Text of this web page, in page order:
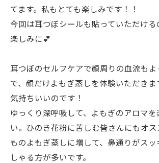
てます。私もとても楽しみです！！
今回は耳つぼシールも貼っていただけ
楽しみに💕
耳つぼのセルフケアで顔周りの血流も
で、顔だけよもぎ蒸しを体験いただき
気持ちいいのです！
ゆっくり深呼吸して、よもぎのアロマを
い。ひのき花粉に苦しむ皆さんにもオス
ものよもぎ蒸しに増して、鼻通りがスッ
しゃる方が多いです。